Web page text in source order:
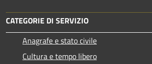
CATEGORIE DI SERVIZIO
Anagrafe e stato civile
Cultura e tempo libero